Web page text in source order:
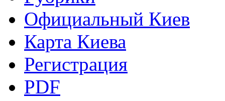
Официальный Киев
Карта Киева
Регистрация
PDF